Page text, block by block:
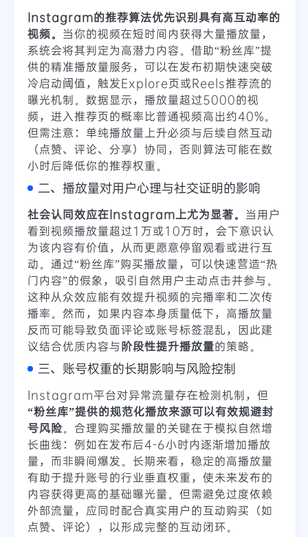
Instagram的推荐算法优先识别具有高互动率的
视频。 当你的视频在短时间内获得大量播放量，
系统会将其判定为高潜力内容。借助“粉丝库”提
供的精准播放量服务，可以在发布初期快速突破
冷启动阈值，触发Explore页或Reels推荐流的
曝光机制。数据显示，播放量超过5000的视
频，进入推荐页的概率比普通视频高出约40%。
但需注意：单纯播放量上升必须与后续自然互动
（点赞、评论、分享）协同，否则算法可能在数
小时后降低你的推荐权重。
二、播放量对用户心理与社交证明的影响
社会认同效应在Instagram上尤为显著。 当用户
看到视频播放量超过1万或10万时，会下意识认
为该内容有价值，从而更愿意停留观看或进行互
动。通过“粉丝库”购买播放量，可以快速营造“热
门内容”的假象，吸引自然用户主动点击并参与。
这种从众效应能有效提升视频的完播率和二次传
播率。然而，如果内容本身质量低下，高播放量
反而可能导致负面评论或账号标签混乱，因此建
议结合优质内容与阶段性提升播放量的策略。
三、账号权重的长期影响与风险控制
Instagram平台对异常流量存在检测机制，但
“粉丝库”提供的规范化播放来源可以有效规避封
号风险。合理购买播放量的关键在于模拟自然增
长曲线：例如在发布后4-6小时内逐渐增加播放
量，而非瞬间爆发。长期来看，稳定的高播放量
有助于提升账号的行业垂直权重，使未来发布的
内容获得更高的基础曝光量。但需避免过度依赖
外部流量，应同时配合真实用户的互动购买（如
点赞、评论），以形成完整的互动闭环。